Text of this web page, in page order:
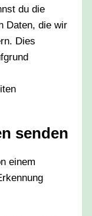
du die
Daten, die wir
Dies
senden
einem